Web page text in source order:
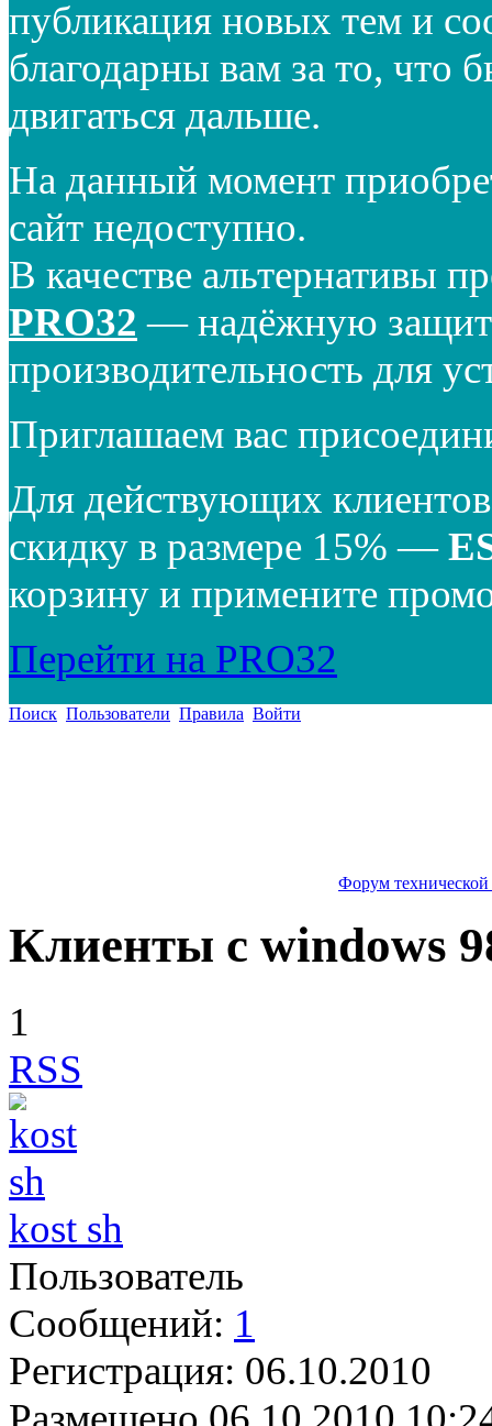
публикация новых тем и
благодарны вам за то, что
двигаться дальше.
На данный момент
сайт недоступно.
В качестве альтернативы
PRO32 — надёжную
производительность для
Приглашаем вас
Для действующих
скидку в размере 15% —
корзину и примените
Перейти на PRO32
Поиск Пользователи Правила Войти
Форум
Клиенты c windows
1
RSS
kost sh
Пользователь
Сообщений: 1
Регистрация: 06.10.2010